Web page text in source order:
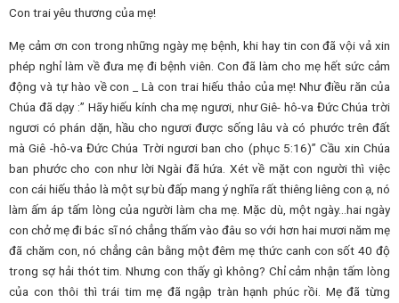
Con trai yêu thương của mẹ!
Mẹ cảm ơn con trong những ngày mẹ bệnh, khi hay tin con đã vội vả xin
phép nghỉ làm về đưa mẹ đi bệnh viên. Con đã làm cho mẹ hết sức cảm
động và tự hào về con _ Là con trai hiếu thảo của mẹ! Như điều răn của
Chúa đã dạy :” Hãy hiếu kính cha mẹ ngươi, như Giê- hô-va Đức Chúa trời
ngươi có phán dặn, hầu cho ngươi được sống lâu và có phước trên đất
mà Giê -hô-va Đức Chúa Trời ngươi ban cho (phục 5:16)” Cầu xin Chúa
ban phước cho con như lời Ngài đã hứa. Xét về mặt con người thì việc
con cái hiếu thảo là một sự bù đấp mang ý nghĩa rất thiêng liêng con ạ, nó
làm ấm áp tấm lòng của người làm cha mẹ. Mặc dù, một ngày…hai ngày
con chở mẹ đi bác sĩ nó chẳng thấm vào đâu so với hơn hai mươi năm mẹ
đã chăm con, nó chẳng cân bằng một đêm mẹ thức canh con sốt 40 độ
trong sợ hải thót tim. Nhưng con thấy gì không? Chỉ cảm nhận tấm lòng
của con thôi thì trái tim mẹ đã ngập tràn hạnh phúc rồi. Mẹ đã từng